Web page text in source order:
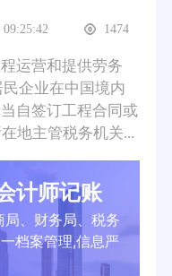
09:25:42 1474
运营和提供劳务
企业在中国境内
自签订工程合同或
地主管税务机关...
计师记账
、财务局、税务
档案管理,信息严